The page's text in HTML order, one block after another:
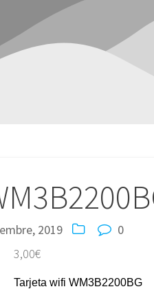
2019
0
3,00€
Tarjeta wifi WM3B2200BG